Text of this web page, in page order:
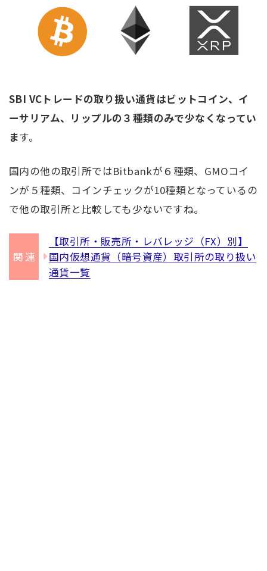
SBI VCトレードの取り扱い通貨はビットコイン、イ
ーサリアム、リップルの３種類のみで少なくなってい
ます。
国内の他の取引所ではBitbankが６種類、GMOコイ
ンが５種類、コインチェックが10種類となっているの
で他の取引所と比較しても少ないですね。
【取引所・販売所・レバレッジ（FX）別】
国内仮想通貨（暗号資産）取引所の取り扱い
通貨一覧